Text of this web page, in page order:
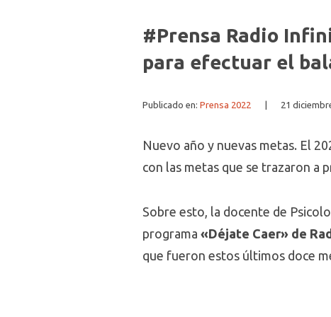
#Prensa Radio
para efectuar el
Publicado en: Prensa 2022 21
Nuevo año y nuevas metas. El
con las metas que se trazaron a
Sobre esto, la docente de
programa «Déjate Caer» de
que fueron estos últimos doce